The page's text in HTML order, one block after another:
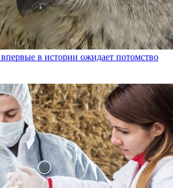
в истории ожидает потомство